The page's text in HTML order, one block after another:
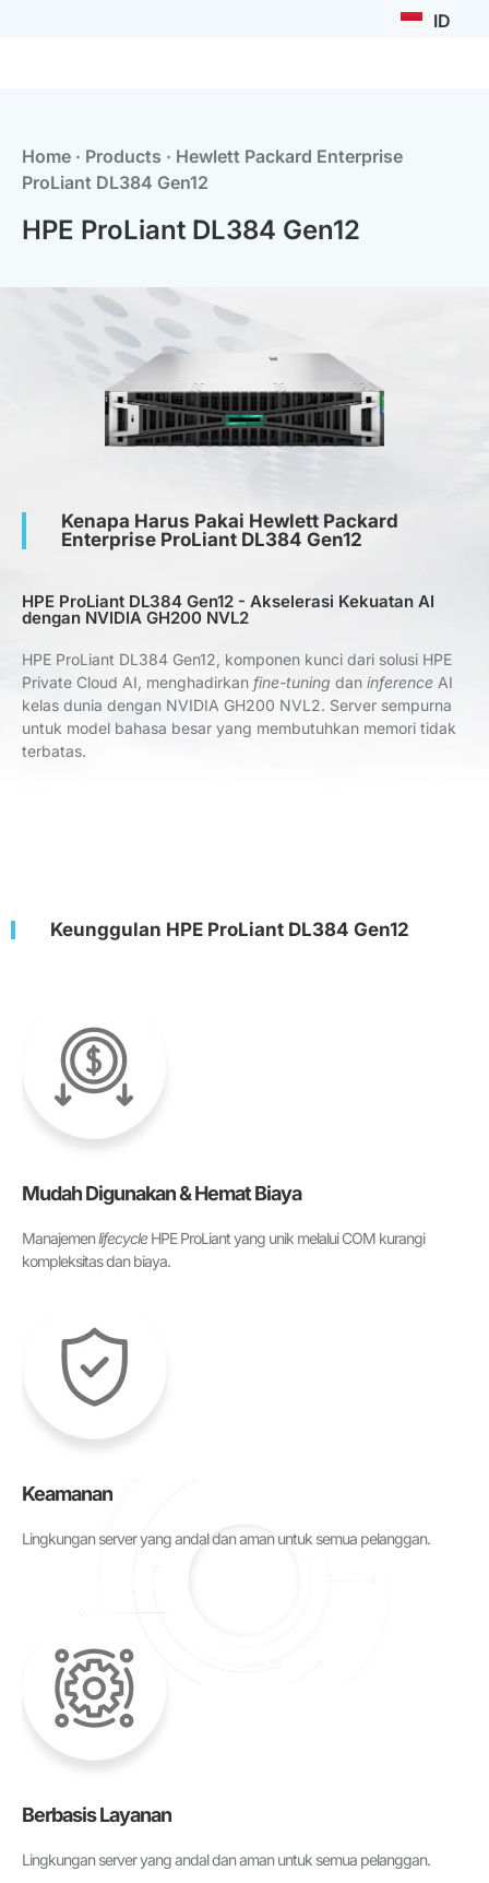
ID
Home · Products · Hewlett Packard Enterprise
ProLiant DL384 Gen12
HPE ProLiant DL384 Gen12
Kenapa Harus Pakai Hewlett Packard
Enterprise ProLiant DL384 Gen12
HPE ProLiant DL384 Gen12 - Akselerasi Kekuatan AI
dengan NVIDIA GH200 NVL2
HPE ProLiant DL384 Gen12, komponen kunci dari solusi HPE
Private Cloud AI, menghadirkan fine-tuning dan inference AI
kelas dunia dengan NVIDIA GH200 NVL2. Server sempurna
untuk model bahasa besar yang membutuhkan memori tidak
terbatas.
Keunggulan HPE ProLiant DL384 Gen12
Mudah Digunakan & Hemat Biaya
ManajemenlifecycleHPE ProLiant yang unik melalui COM kurangi
kompleksitas dan biaya.
Keamanan
Lingkungan server yang andal dan aman untuk semua pelanggan.
Berbasis Layanan
Lingkungan server yang andal dan aman untuk semua pelanggan.